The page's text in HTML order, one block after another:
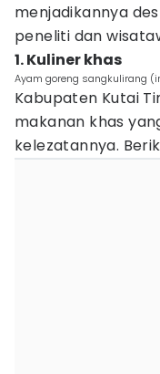
menjadikannya
peneliti dan
1. Kuliner khas
Ayam goreng sangkulirang
Kabupaten Kutai
makanan khas
kelezatannya.